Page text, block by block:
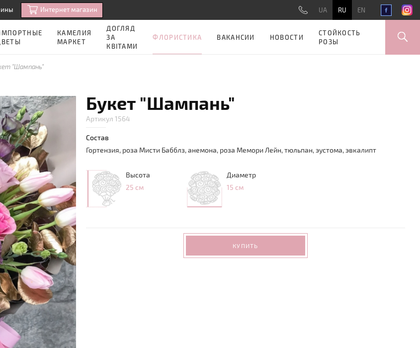
Интернет магазин UA RU EN
КАМЕЛИЯ
МАРКЕТ
ДОГЛЯД
ЗА
КВІТАМИ
ФЛОРИСТИКА ВАКАНСИИ НОВОСТИ
СТОЙКОСТЬ
РОЗЫ
"Шампань"
Букет "Шампань"
Артикул 1564
Состав
Гортензия, роза Мисти Бабблз, анемона, роза Мемори Лейн, тюльпан, эустома, эвкалипт
Высота
25 см
Диаметр
15 см
КУПИТЬ